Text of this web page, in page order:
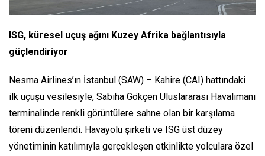
ISG, küresel uçuş ağını Kuzey Afrika bağlantısıyla
güçlendiriyor
Nesma Airlines’ın İstanbul (SAW) – Kahire (CAI) hattındaki
ilk uçuşu vesilesiyle, Sabiha Gökçen Uluslararası Havalimanı
terminalinde renkli görüntülere sahne olan bir karşılama
töreni düzenlendi. Havayolu şirketi ve ISG üst düzey
yönetiminin katılımıyla gerçekleşen etkinlikte yolculara özel